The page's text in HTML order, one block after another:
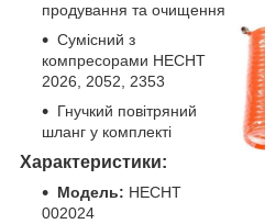
продування та очищення
Сумісний з
компресорами HECHT
2026, 2052, 2353
Гнучкий повітряний
шланг у комплекті
Характеристики:
Модель: HECHT
002024